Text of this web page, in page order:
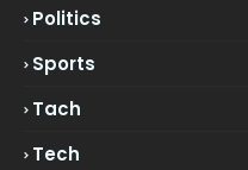
Politics
Sports
Tach
Tech